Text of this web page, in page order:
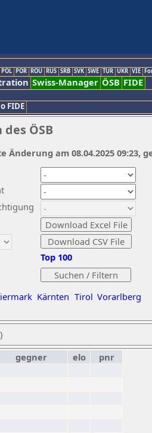
POL POR ROU RUS SRB SVK SWE TUR UKR VIE
Swiss-Manager ÖSB FIDE
FIDE
ÖSB
Kärnten Tirol Vorarlberg
Top 100
Änderung am 08.04.2025 09:23,
)
gegner elo
pnr